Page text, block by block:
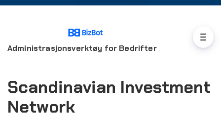
Administrasjonsverktøy for Bedrifter
Scandinavian Investment
Network